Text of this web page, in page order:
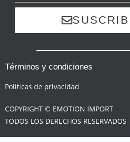
Términos y condiciones
Políticas de privacidad
COPYRIGHT © EMOTION IMPORT
TODOS LOS DERECHOS RESERVADOS